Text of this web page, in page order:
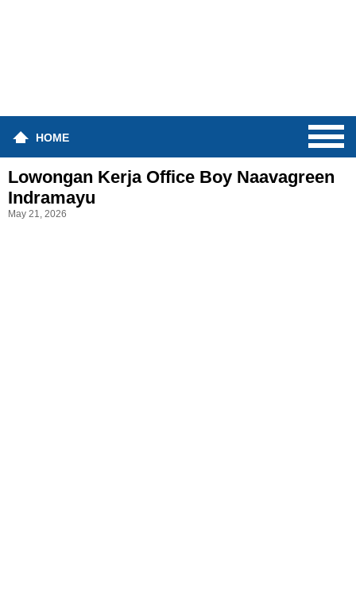
HOME
Lowongan Kerja Office Boy Naavagreen
Indramayu
May 21, 2026